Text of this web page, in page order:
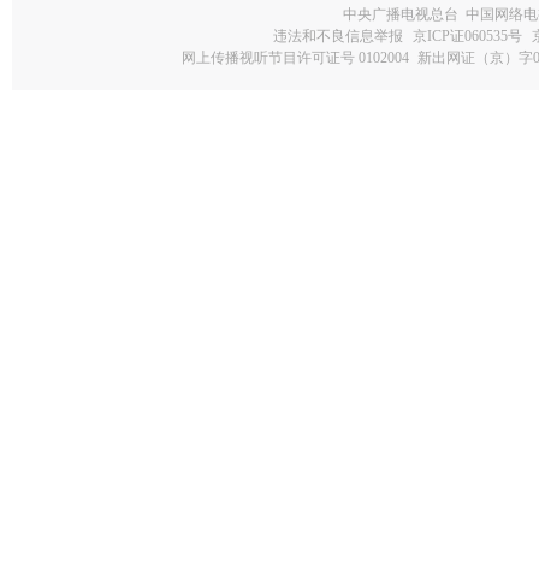
中央广播电视总台 中国网络
违法和不良信息举报
京ICP证060535号
网上传播视听节目许可证号 0102004 新出网证（京）